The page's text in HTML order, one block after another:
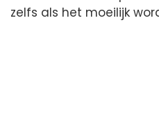
zelfs als het moeilijk